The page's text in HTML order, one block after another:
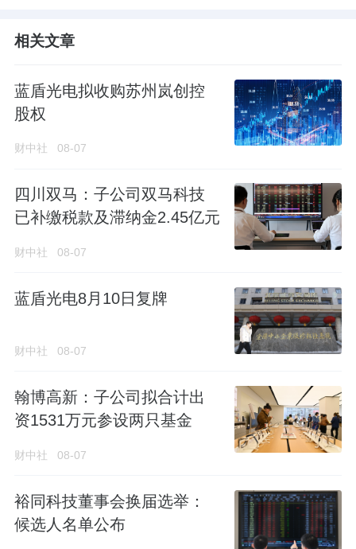
相关文章
蓝盾光电拟收购苏州岚创控
股权
财中社 08-07
四川双马：子公司双马科技
已补缴税款及滞纳金2.45亿元
财中社 08-07
蓝盾光电8月10日复牌
财中社 08-07
翰博高新：子公司拟合计出
资1531万元参设两只基金
财中社 08-07
裕同科技董事会换届选举：
候选人名单公布